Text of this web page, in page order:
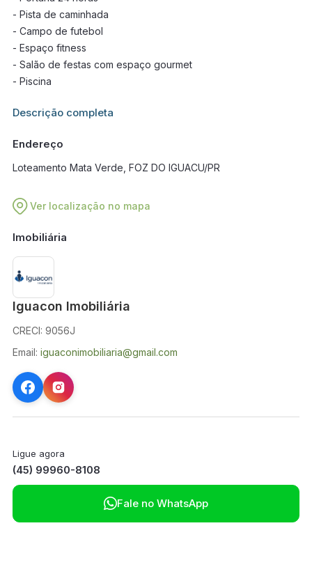
- Pista de caminhada
- Campo de futebol
- Espaço fitness
- Salão de festas com espaço gourmet
- Piscina
Informações adicionais sobre este imóvel estarão disponíveis
Descrição completa
Endereço
Loteamento Mata Verde, FOZ DO IGUACU/PR
Ver localização no mapa
Imobiliária
Iguacon Imobiliária
CRECI: 9056J
Email: iguaconimobiliaria@gmail.com
Ligue agora
(45) 99960-8108
Fale no WhatsApp